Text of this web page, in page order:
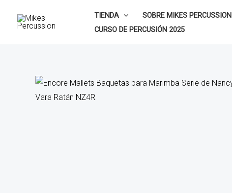
TIENDA SOBRE MIKES PERCUSSION
CURSO DE PERCUSIÓN 2025